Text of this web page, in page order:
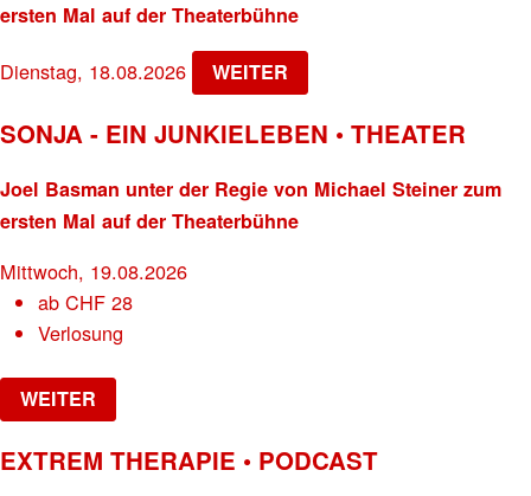
ersten Mal auf der Theaterbühne
Dienstag, 18.08.2026 WEITER
SONJA - EIN JUNKIELEBEN • THEATER
Joel Basman unter der Regie von Michael Steiner zum
ersten Mal auf der Theaterbühne
Mittwoch, 19.08.2026
abCHF 28
Verlosung
WEITER
EXTREM THERAPIE • PODCAST